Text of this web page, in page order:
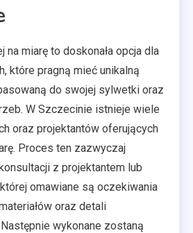
na miarę to doskonała opcja dla
które pragną mieć unikalną
do swojej sylwetki oraz
W Szczecinie istnieje wiele
oraz projektantów oferujących
Proces ten zazwyczaj
z projektantem lub
omawiane są oczekiwania
oraz detali
wykonane zostaną